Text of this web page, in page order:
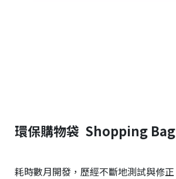
環保購物袋 Shopping Bag
耗時數月開發，歷經不斷地測試與修正